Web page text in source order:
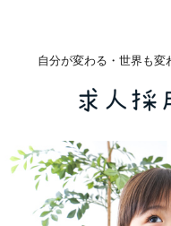
自分が変わる・世界も